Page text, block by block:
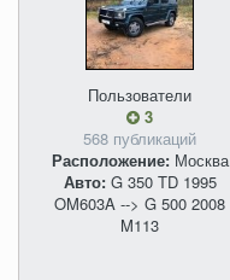
Пользователи
3
568 публикаций
Расположение:Москва
Авто:G 350 TD 1995
OM603A --> G 500 2008
M113